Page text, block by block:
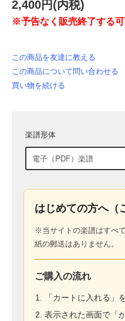
2,400円(内税)
※予告なく販売終了する可
この商品を友達に教える
この商品について問い合わせる
買い物を続ける
楽譜形体
はじめての方へ（
※当サイトの楽譜はすべて
紙の郵送はありません。
ご購入の流れ
「カートに入れる」
表示された画面で「